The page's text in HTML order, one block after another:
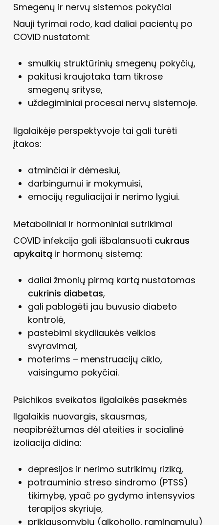
Smegenų ir nervų sistemos pokyčiai
Nauji tyrimai rodo, kad daliai pacientų po
COVID nustatomi:
smulkių struktūrinių smegenų pokyčių,
pakitusi kraujotaka tam tikrose
smegenų srityse,
uždegiminiai procesai nervų sistemoje.
Ilgalaikėje perspektyvoje tai gali turėti
įtakos:
atminčiai ir dėmesiui,
darbingumui ir mokymuisi,
emocijų reguliacijai ir nerimo lygiui.
Metaboliniai ir hormoniniai sutrikimai
COVID infekcija gali išbalansuoti cukraus
apykaitą ir hormonų sistemą:
daliai žmonių pirmą kartą nustatomas
cukrinis diabetas,
gali pablogėti jau buvusio diabeto
kontrolė,
pastebimi skydliaukės veiklos
svyravimai,
moterims – menstruacijų ciklo,
vaisingumo pokyčiai.
Psichikos sveikatos ilgalaikės pasekmės
Ilgalaikis nuovargis, skausmas,
neapibrėžtumas dėl ateities ir socialinė
izoliacija didina:
depresijos ir nerimo sutrikimų riziką,
potrauminio streso sindromo (PTSS)
tikimybę, ypač po gydymo intensyvios
terapijos skyriuje,
priklausomybių (alkoholio, raminamųjų)